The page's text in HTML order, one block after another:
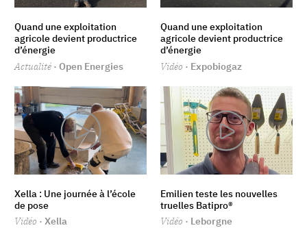
Quand une exploitation
agricole devient productrice
d’énergie
Actualité · Open Energies
Quand une exploitation
agricole devient productrice
d’énergie
Vidéo · Expobiogaz
Xella : Une journée à l’école
de pose
Vidéo · Xella
Emilien ‪teste les nouvelles
truelles Batipro®
Vidéo · Leborgne